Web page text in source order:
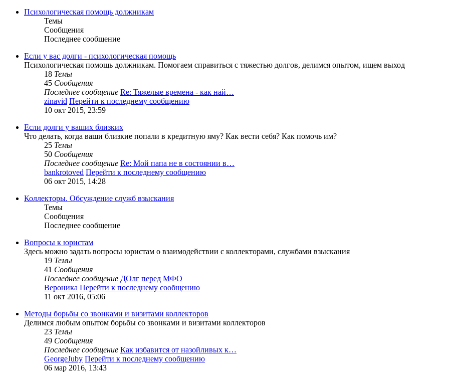
Психологическая помощь должникам
Темы
Сообщения
Последнее сообщение
Если у вас долги - психологическая помощь
Психологическая помощь должникам. Помогаем справиться с тяжестью долгов, делимся опытом, ищем выход
18 Темы
45 Сообщения
Последнее сообщение Re: Тяжелые времена - как най…
zinavid Перейти к последнему сообщению
10 окт 2015, 23:59
Если долги у ваших близких
Что делать, когда ваши близкие попали в кредитную яму? Как вести себя? Как помочь им?
25 Темы
50 Сообщения
Последнее сообщение Re: Мой папа не в состоянии в…
bankrotoved Перейти к последнему сообщению
06 окт 2015, 14:28
Коллекторы. Обсуждение служб взыскания
Темы
Сообщения
Последнее сообщение
Вопросы к юристам
Здесь можно задать вопросы юристам о взаимодействии с коллекторами, службами взыскания
19 Темы
41 Сообщения
Последнее сообщение ДОлг перед МФО
Вероника Перейти к последнему сообщению
11 окт 2016, 05:06
Методы борьбы со звонками и визитами коллекторов
Делимся любым опытом борьбы со звонками и визитами коллекторов
23 Темы
49 Сообщения
Последнее сообщение Как избавится от назойливых к…
GeorgeJuby Перейти к последнему сообщению
06 мар 2016, 13:43